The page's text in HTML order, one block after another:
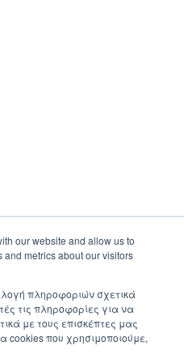
our website and allow us to
metrics about our visitors
πληροφοριών σχετικά
τις πληροφορίες για να
με τους επισκέπτες μας
cookies που χρησιμοποιούμε,